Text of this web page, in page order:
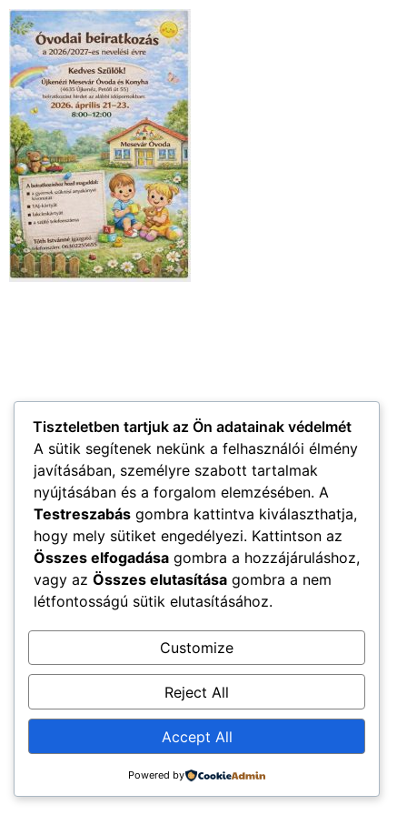
Tiszteletben tartjuk az Ön adatainak védelmét
A sütik segítenek nekünk a felhasználói élmény
javításában, személyre szabott tartalmak
nyújtásában és a forgalom elemzésében. A
Testreszabás gombra kattintva kiválaszthatja,
hogy mely sütiket engedélyezi. Kattintson az
Összes elfogadása gombra a hozzájáruláshoz,
vagy az Összes elutasítása gombra a nem
létfontosságú sütik elutasításához.
Customize
Reject All
Accept All
Powered by